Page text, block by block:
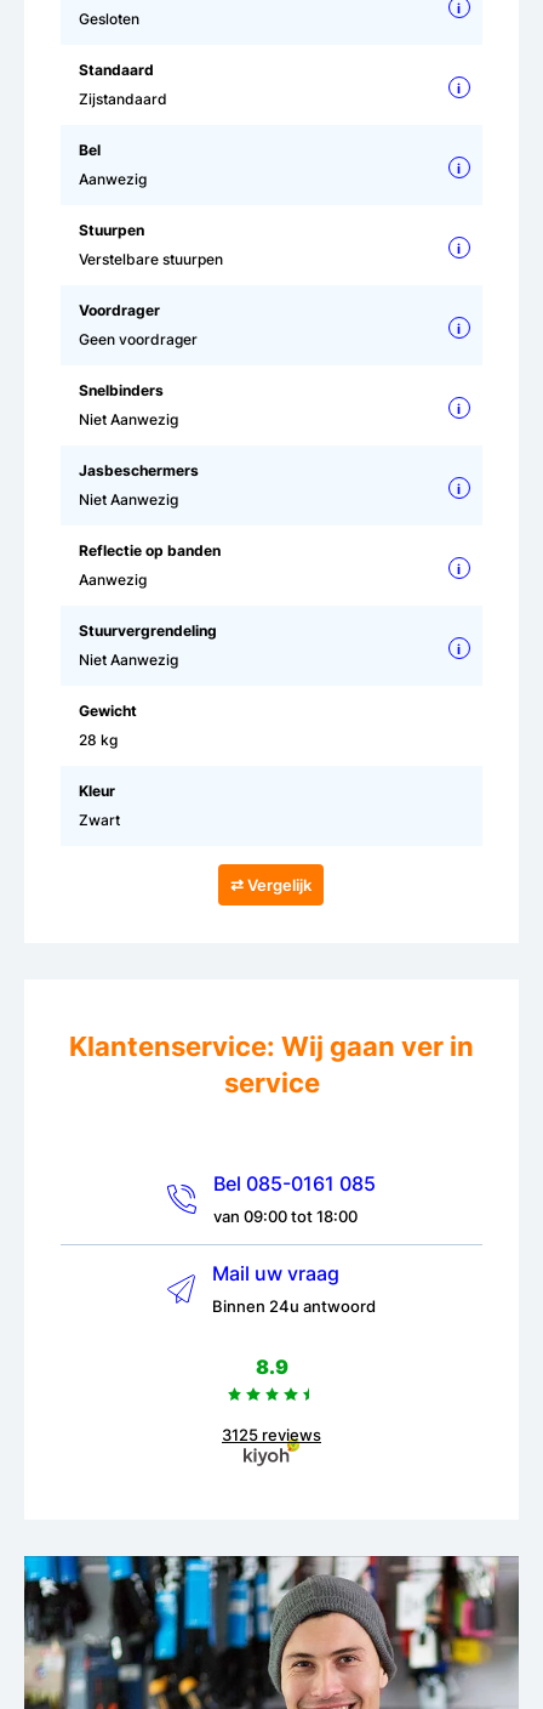
Gesloten
i
Standaard
Zijstandaard
i
Bel
Aanwezig
i
Stuurpen
Verstelbare stuurpen
i
Voordrager
Geen voordrager
i
Snelbinders
Niet Aanwezig
i
Jasbeschermers
Niet Aanwezig
i
Reflectie op banden
Aanwezig
i
Stuurvergrendeling
Niet Aanwezig
i
Gewicht
28 kg
Kleur
Zwart
⇄ Vergelijk
Klantenservice: Wij gaan ver in
service
Bel 085-0161 085
van 09:00 tot 18:00
Mail uw vraag
Binnen 24u antwoord
8.9
3125 reviews